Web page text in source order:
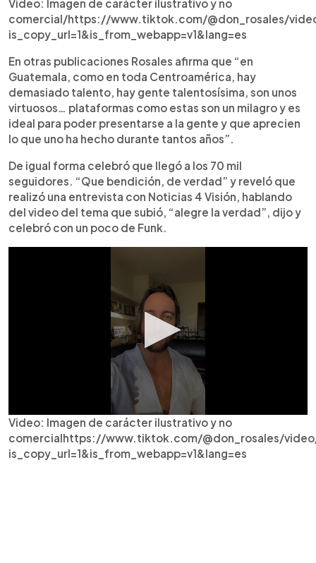
Video: Imagen de carácter ilustrativo y no
comercial/https://www.tiktok.com/@don_rosales/
is_copy_url=1&is_from_webapp=v1&lang=es
En otras publicaciones Rosales afirma que “en
Guatemala, como en toda Centroamérica, hay
demasiado talento, hay gente talentosísima, son unos
virtuosos… plataformas como estas son un milagro y es
ideal para poder presentarse a la gente y que aprecien
lo que uno ha hecho durante tantos años”.
De igual forma celebró que llegó a los 70 mil
seguidores. “Que bendición, de verdad” y reveló que
realizó una entrevista con Noticias 4 Visión, hablando
del video del tema que subió, “alegre la verdad”, dijo y
celebró con un poco de Funk.
Video: Imagen de carácter ilustrativo y no
comercialhttps://www.tiktok.com/@don_rosales/
is_copy_url=1&is_from_webapp=v1&lang=es